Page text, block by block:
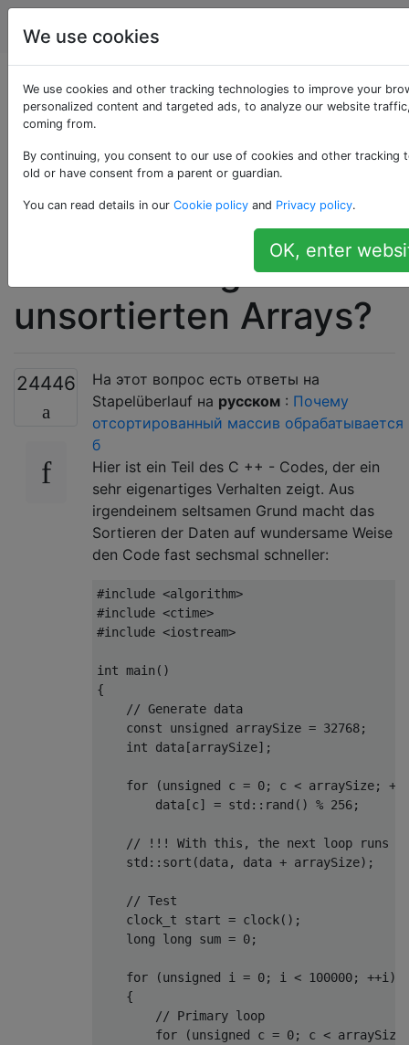
Programmierung
Warum ist die
Verarbeitung eines
sortierten Arrays
schneller als die
Verarbeitung eines
unsortierten Arrays?
24446
На этот вопрос есть ответы на
Stapelüberlauf на русском : Почему
отсортированный массив обрабатывается
б
Hier ist ein Teil des C ++ - Codes, der ein
sehr eigenartiges Verhalten zeigt. Aus
irgendeinem seltsamen Grund macht das
Sortieren der Daten auf wundersame Weise
den Code fast sechsmal schneller:
#include <algorithm>
#include <ctime>
#include <iostream>
int main ()
{
// Generate data
const
unsigned arraySize = 32768;
int data[arraySize];
for (unsigned c = 0; c < arraySize; ++
        data
[c] = std :: rand () % 256;
// !!! With this, the next loop runs
    std
:: sort (data, data + arraySize);
// Test
clock_t start = clock();
long
long sum = 0;
for (unsigned i = 0; i < 100000; ++i )
{
// Primary loop
for
(unsigned c = 0; c < arraySize
We use cookies
We use cookies and other tracking technologies to improve your
personalized content and targeted ads, to analyze our website
coming from.
By continuing, you consent to our use of cookies and other tracking
old or have consent from a parent or guardian.
You can read details in our Cookie policy and Privacy policy.
OK, enter